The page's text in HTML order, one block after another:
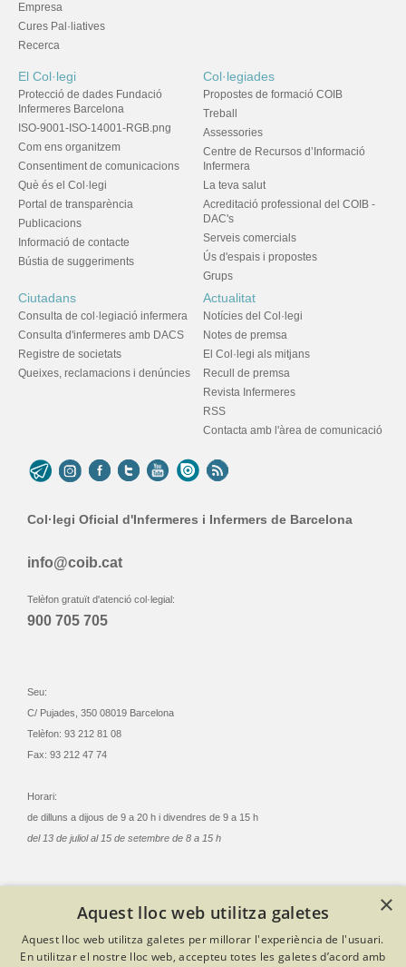
Empresa
Cures Pal·liatives
Recerca
El Col·legi
Protecció de dades Fundació
Infermeres Barcelona
ISO-9001-ISO-14001-RGB.png
Com ens organitzem
Consentiment de comunicacions
Què és el Col·legi
Portal de transparència
Publicacions
Informació de contacte
Bústia de suggeriments
Col·legiades
Propostes de formació COIB
Treball
Assessories
Centre de Recursos d’Informació
Infermera
La teva salut
Acreditació professional del COIB -
DAC's
Serveis comercials
Ús d'espais i propostes
Grups
Ciutadans
Consulta de col·legiació infermera
Consulta d'infermeres amb DACS
Registre de societats
Queixes, reclamacions i denúncies
Actualitat
Notícies del Col·legi
Notes de premsa
El Col·legi als mitjans
Recull de premsa
Revista Infermeres
RSS
Contacta amb l'àrea de comunicació
Col·legi Oficial d'Infermeres i Infermers de Barcelona
info@coib.cat
Telèfon gratuït d'atenció col·legial:
900 705 705
Seu:
C/ Pujades, 350 08019 Barcelona
Telèfon: 93 212 81 08
Fax: 93 212 47 74
Horari:
de dilluns a dijous de 9 a 20 h i divendres de 9 a 15 h
del 13 de juliol al 15 de setembre de 8 a 15 h
© Col·legi Oficial Infermeres i Infermers de Barcelona
Criteris de privacitat
Política de cookies
Avís legal
×
Aquest lloc web utilitza galetes
Aquest lloc web utilitza galetes per millorar l'experiència de l'usuari.
En utilitzar el nostre lloc web, accepteu totes les galetes d’acord amb